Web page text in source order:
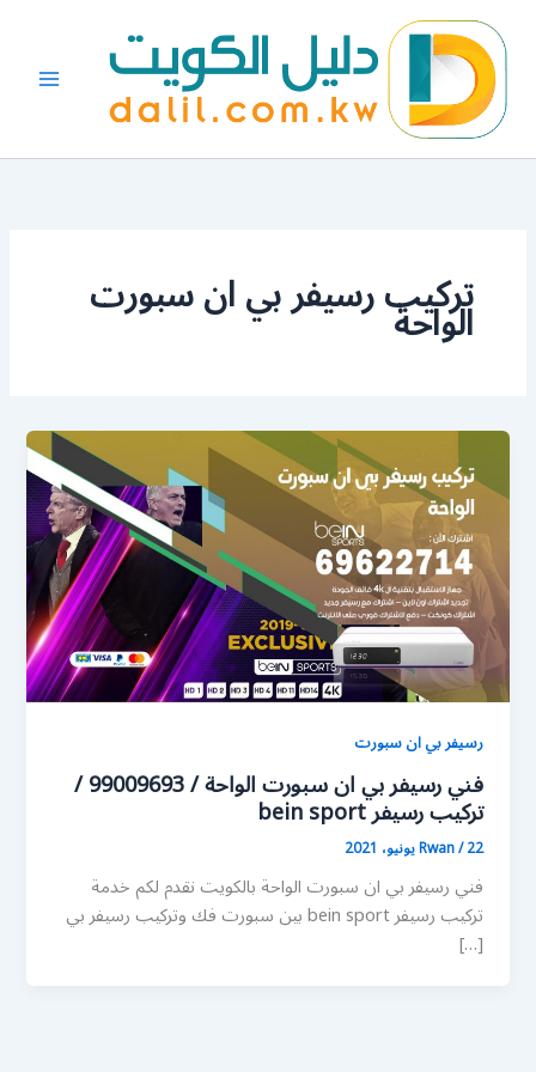
المحتوى
تركيب رسيفر بي ان سبورت
الواحة
رسيفر بي ان سبورت
فني رسيفر بي ان سبورت الواحة / 99009693 /
تركيب رسيفر bein sport
Rwan/22 يونيو، 2021
فني رسيفر بي ان سبورت الواحة بالكويت نقدم لكم خدمة
تركيب رسيفر bein sport بين سبورت فك وتركيب رسيفر بي
[…]